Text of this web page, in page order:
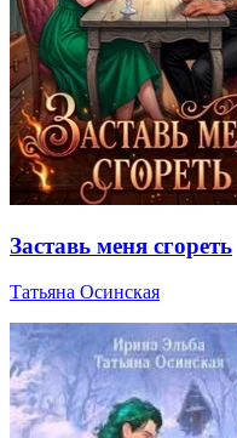
Заставь меня сгореть
Татьяна Осинская